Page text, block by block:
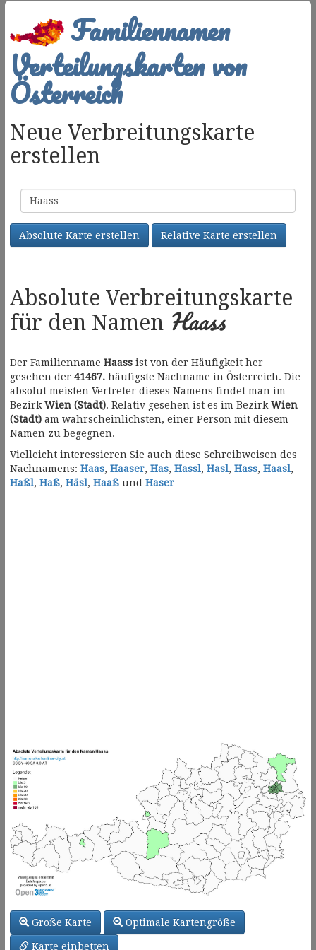
Familiennamen
Verteilungskarten von
Österreich
Neue Verbreitungskarte
erstellen
Familienname
Absolute Karte erstellen Relative Karte erstellen
Absolute Verbreitungskarte
für den Namen Haass
Der Familienname Haass ist von der Häufigkeit her
gesehen der 41467. häufigste Nachname in Österreich. Die
absolut meisten Vertreter dieses Namens findet man im
Bezirk Wien (Stadt). Relativ gesehen ist es im Bezirk Wien
(Stadt) am wahrscheinlichsten, einer Person mit diesem
Namen zu begegnen.
Vielleicht interessieren Sie auch diese Schreibweisen des
Nachnamens: Haas, Haaser, Has, Hassl, Hasl, Hass, Haasl,
Haßl, Haß, Häsl, Haaß und Haser
Große Karte Optimale Kartengröße
Karte einbetten